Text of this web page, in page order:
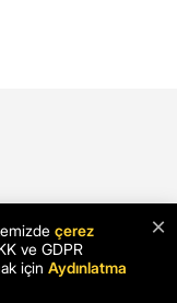
×
çerez
ve GDPR
için Aydınlatma